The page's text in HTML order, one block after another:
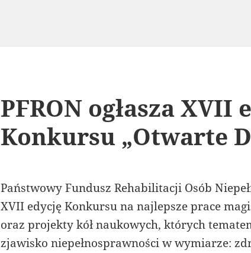
PFRON ogłasza XVII
Konkursu „Otwarte
Państwowy Fundusz Rehabilitacji Osób
XVII edycję Konkursu na najlepsze prace
oraz projekty kół naukowych, których
zjawisko niepełnosprawności w wymiarze: